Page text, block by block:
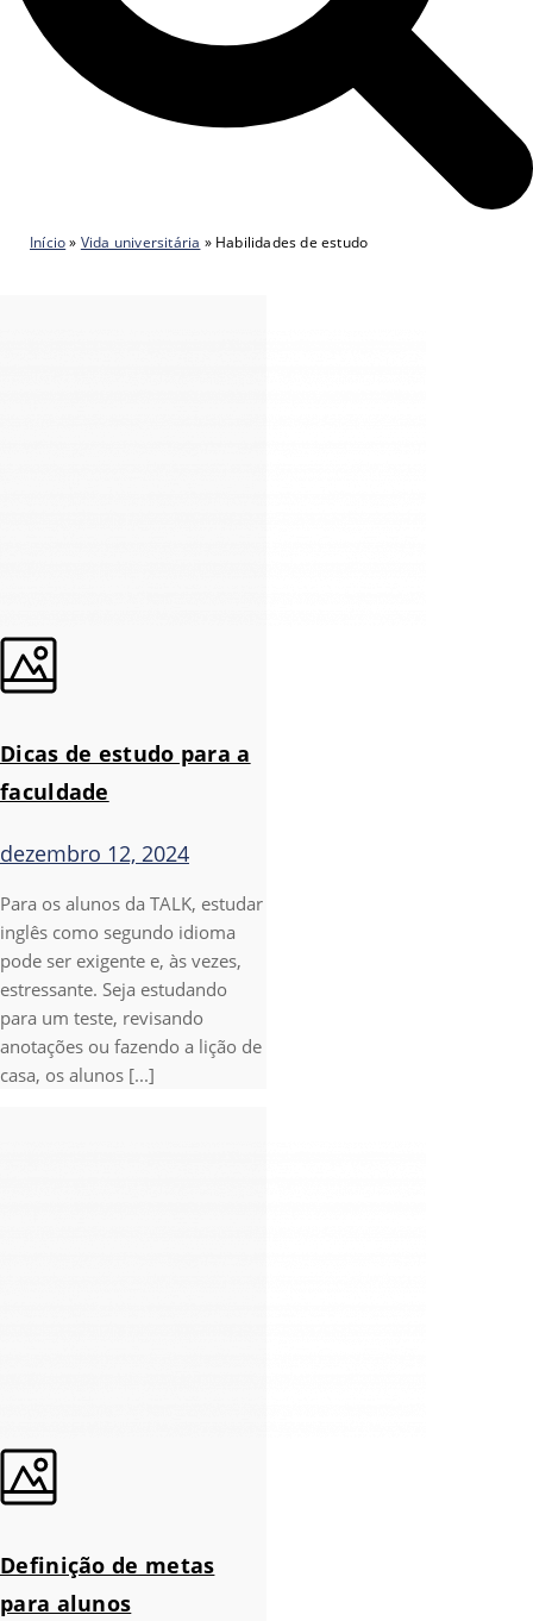
Início» Vida universitária » Habilidades de estudo
Dicas de estudo para a
faculdade
dezembro 12, 2024
Para os alunos da TALK, estudar
inglês como segundo idioma
pode ser exigente e, às vezes,
estressante. Seja estudando
para um teste, revisando
anotações ou fazendo a lição de
casa, os alunos [...]
Definição de metas
para alunos